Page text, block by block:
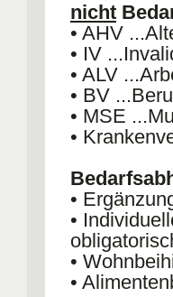
nicht
• AHV
• IV
• ALV
• BV
• MSE
•
•
•
•
•